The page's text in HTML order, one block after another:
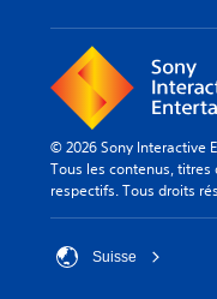
© 2026 Sony Interactive
Tous les contenus,
respectifs. Tous droits
Suisse